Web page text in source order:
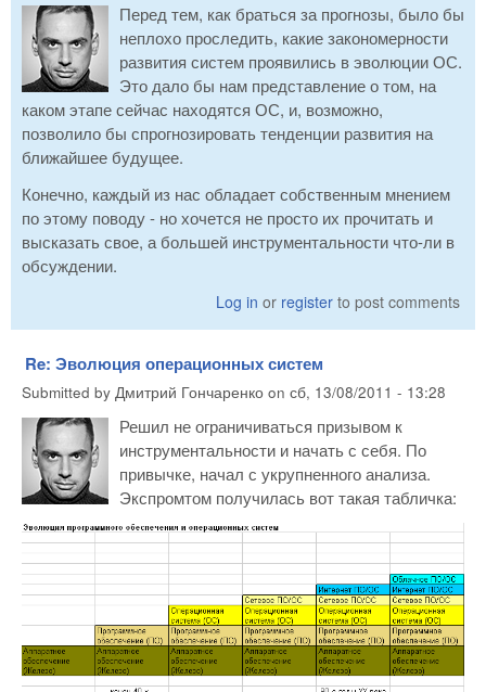
Перед тем, как браться за прогнозы, было бы
неплохо проследить, какие закономерности
развития систем проявились в эволюции ОС.
Это дало бы нам представление о том, на
каком этапе сейчас находятся ОС, и, возможно,
позволило бы спрогнозировать тенденции развития на
ближайшее будущее.
Конечно, каждый из нас обладает собственным мнением
по этому поводу - но хочется не просто их прочитать и
высказать свое, а большей инструментальности что-ли в
обсуждении.
Log in or register to post comments
Re: Эволюция операционных систем
Submitted by Дмитрий Гончаренко on сб, 13/08/2011 - 13:28
Решил не ограничиваться призывом к
инструментальности и начать с себя. По
привычке, начал с укрупненного анализа.
Экспромтом получилась вот такая табличка: